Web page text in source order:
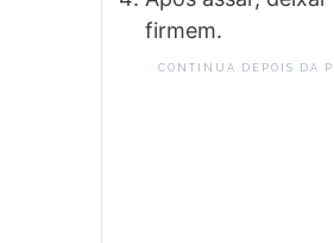
firmem.
CONTINUA DEPOIS DA